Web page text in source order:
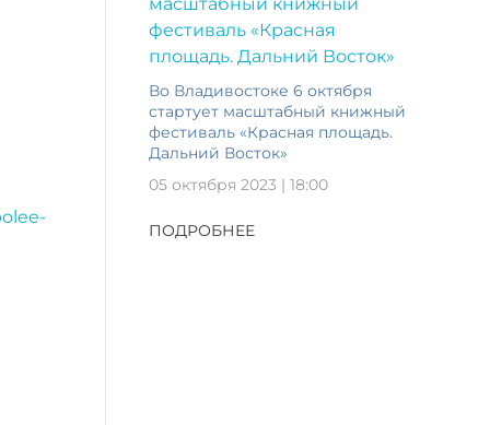
Во Владивостоке 6 октября
стартует масштабный книжный
фестиваль «Красная площадь.
Дальний Восток»
05 октября 2023 | 18:00
ПОДРОБНЕЕ